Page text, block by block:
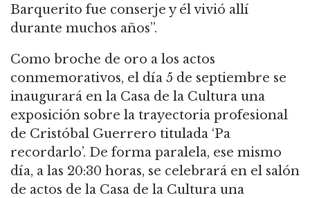
Barquerito fue conserje y él vivió allí
durante muchos años”.
Como broche de oro a los actos
conmemorativos, el día 5 de septiembre se
inaugurará en la Casa de la Cultura una
exposición sobre la trayectoria profesional
de Cristóbal Guerrero titulada ‘Pa
recordarlo’. De forma paralela, ese mismo
día, a las 20:30 horas, se celebrará en el salón
de actos de la Casa de la Cultura una